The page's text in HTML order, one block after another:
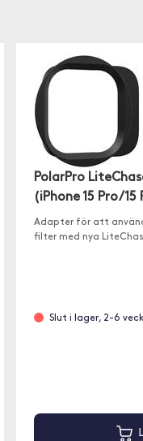
PolarPro
(iPhone 15 Pro/15
Adapter för att
filter med nya
Slut i lager, 2-6